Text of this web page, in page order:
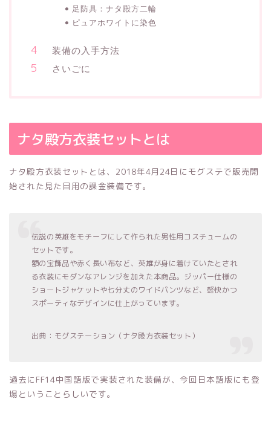
足防具：ナタ殿方二輪
ピュアホワイトに染色
装備の入手方法
さいごに
ナタ殿方衣装セットとは
ナタ殿方衣装セットとは、2018年4月24日にモグステで販売開
始された見た目用の課金装備です。
伝説の英雄をモチーフにして作られた男性用コスチュームの
セットです。
額の宝飾品や赤く長い布など、英雄が身に着けていたとされ
る衣装にモダンなアレンジを加えた本商品。ジッパー仕様の
ショートジャケットや七分丈のワイドパンツなど、軽快かつ
スポーティなデザインに仕上がっています。
出典：モグステーション（ナタ殿方衣装セット）
過去にFF14中国語版で実装された装備が、今回日本語版にも登
場ということらしいです。